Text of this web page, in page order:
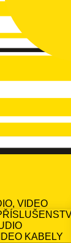
VIDEO
KABELY